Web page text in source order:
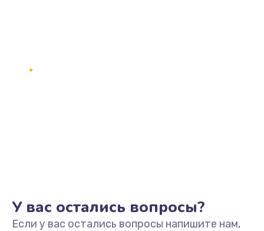
У вас остались вопросы?
Если у вас остались вопросы напишите нам,